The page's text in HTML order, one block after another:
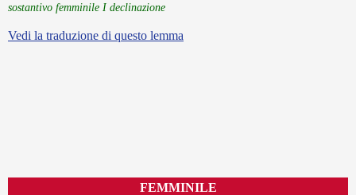
sostantivo femminile I declinazione
Vedi la traduzione di questo lemma
FEMMINILE